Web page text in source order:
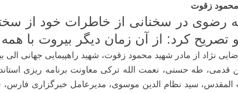
محمود زقوت
کرد: از آن زمان دیگر بیروت با همه
نژاد از مادر شهید محمود زقوت، شهید راهپیمایی جهانی الی
طه حسنی، نعمت الله ترکی معاونت برنامه ریزی
سید نظام الدین موسوی، مدیرعامل خبرگزاری فارس،